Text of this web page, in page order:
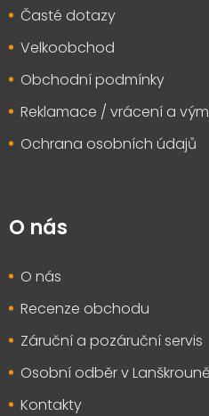
Časté dotazy
Velkoobchod
Obchodní podmínky
Reklamace / vrácení a
Ochrana osobních údajů
O nás
O nás
Recenze obchodu
Záruční a pozáruční servis
Osobní odběr v
Kontakty